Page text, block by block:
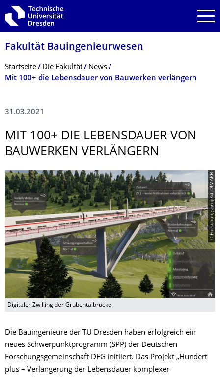
Zur Hauptnavigation springen
Zur Suche springen
Zum Inhalt springen
Fakultät Bauingenieurwesen
Breadcrumb-Menü
Startseite Die Fakultät
News
Mit 100+ die Lebensdauer von Bauwerken verlängern
31.03.2021
MIT 100+ DIE LEBENSDAUER VON
BAUWERKEN VERLÄNGERN
© Forschungsprojekt DIMARB
Digitaler Zwilling der Grubentalbrücke
Die Bauingenieure der TU Dresden haben erfolgreich ein
neues Schwerpunktprogramm (SPP) der Deutschen
Forschungsgemeinschaft DFG initiiert. Das Projekt „Hundert
plus – Verlängerung der Lebensdauer komplexer